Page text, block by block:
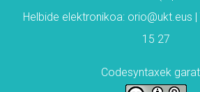
Helbide elektronikoa: orio@ukt.eus
15 27
Codesyntaxek